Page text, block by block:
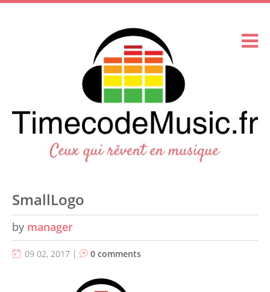
SmallLogo
by manager
09 02, 2017 | 0 comments